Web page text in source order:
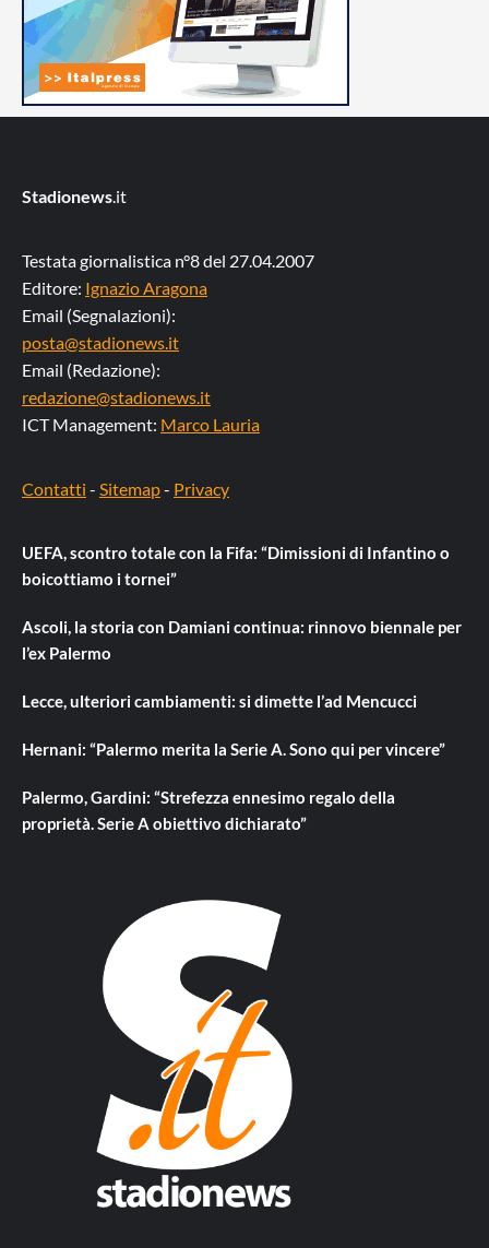
Stadionews.it
Testata giornalistica n°8 del 27.04.2007
Editore: Ignazio Aragona
Email (Segnalazioni):
posta@stadionews.it
Email (Redazione):
redazione@stadionews.it
ICT Management: Marco Lauria
Contatti - Sitemap- Privacy
UEFA, scontro totale con la Fifa: “Dimissioni di Infantino o
boicottiamo i tornei”
Ascoli, la storia con Damiani continua: rinnovo biennale per
l’ex Palermo
Lecce, ulteriori cambiamenti: si dimette l’ad Mencucci
Hernani: “Palermo merita la Serie A. Sono qui per vincere”
Palermo, Gardini: “Strefezza ennesimo regalo della
proprietà. Serie A obiettivo dichiarato”